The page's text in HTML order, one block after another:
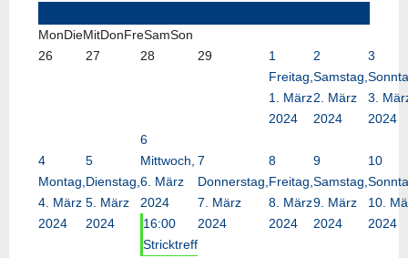
MonDieMitDonFreSamSon
26
27 28 29
1
Freitag,
1. März
2024
2
Samstag,
2. März
2024
3
3.
2024
4
Montag,
4. März
2024
5
Dienstag,
5. März
2024
6
Mittwoch,
6. März
2024
16:00
Stricktreff
7
Donnerstag,
7. März
2024
8
Freitag,
8. März
2024
9
Samstag,
9. März
2024
10
10.
2024